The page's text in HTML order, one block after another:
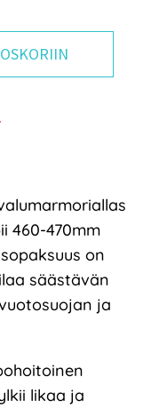
460-470mm
on
säästävän
ja
likaa ja